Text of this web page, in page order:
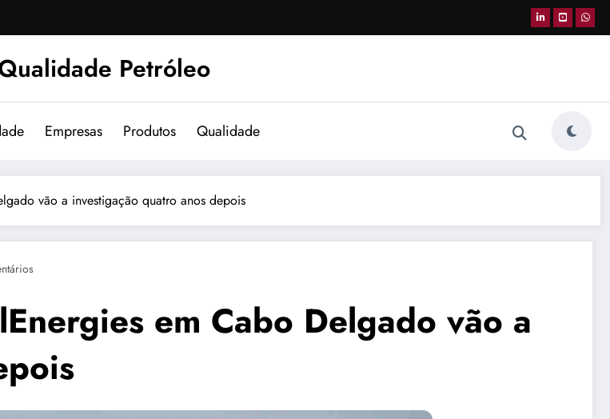
Petróleo
Empresas Produtos Qualidade
vão a investigação quatro anos depois
em Cabo Delgado vão a